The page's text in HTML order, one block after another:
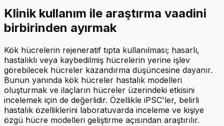
Klinik kullanım ile araştırma vaadini
birbirinden ayırmak
Kök hücrelerin rejeneratif tıpta kullanılması; hasarlı,
hastalıklı veya kaybedilmiş hücrelerin yerine işlev
görebilecek hücreler kazandırma düşüncesine dayanır.
Bunun yanında kök hücreler hastalık modelleri
oluşturmak ve ilaçların hücreler üzerindeki etkisini
incelemek için de değerlidir. Özellikle iPSC'ler, belirli
hastalık özelliklerini laboratuvarda inceleme ve kişiye
özgü hücre modelleri geliştirme açısından araştırılır.